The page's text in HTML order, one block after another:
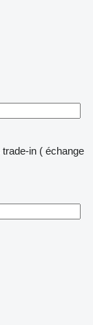
trade-in ( échange